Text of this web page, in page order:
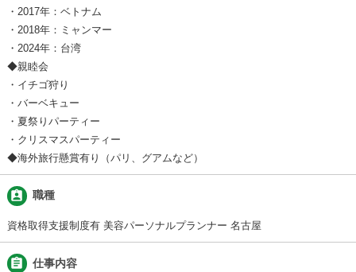
・2017年：ベトナム
・2018年：ミャンマー
・2024年：台湾
◆親睦会
・イチゴ狩り
・バーベキュー
・夏祭りパーティー
・クリスマスパーティー
◆海外旅行懸賞有り（パリ、グアムなど）
assignment_ind 職種
資格取得支援制度有 美容パーソナルプランナー 名古屋
assignment 仕事内容